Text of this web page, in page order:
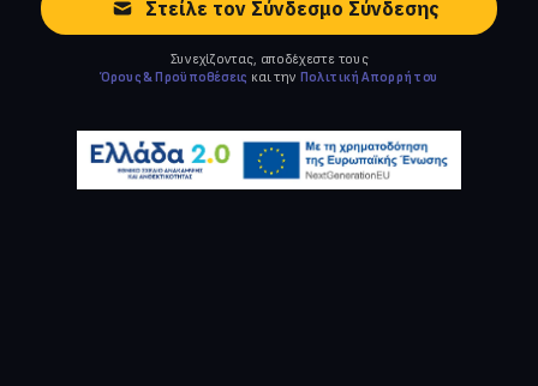
Στείλε τον Σύνδεσμο Σύνδεσης
Συνεχίζοντας, αποδέχεστε τους
Όρους & Προϋποθέσεις και την Πολιτική Απορρήτου